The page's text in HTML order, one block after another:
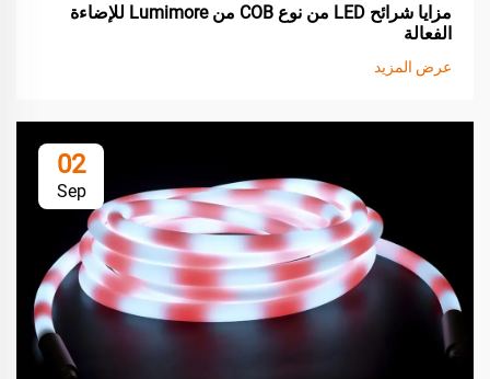
مزايا شرائح LED من نوع COB من Lumimore للإضاءة
الفعالة
عرض المزيد
02
Sep